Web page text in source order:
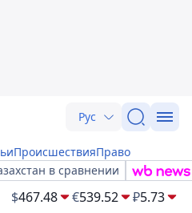
Рус
ПроисшествияПраво
в сравнении
$467.48 €539.52 ₽5.73